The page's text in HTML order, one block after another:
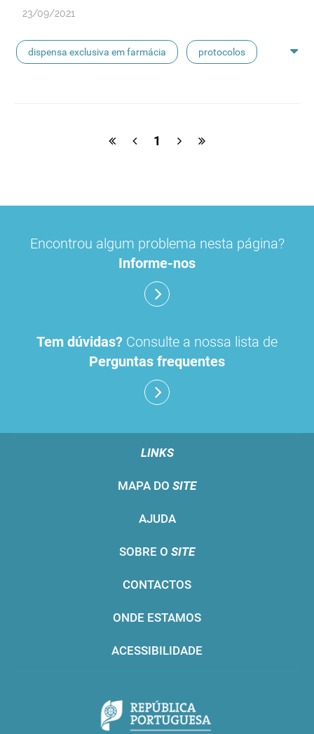
23/09/2021
dispensa exclusiva em farmácia protocolos
1
Encontrou algum problema nesta página?
Informe-nos
Tem dúvidas? Consulte a nossa lista de
Perguntas frequentes
LINKS
MAPA DO SITE
AJUDA
SOBRE O SITE
CONTACTOS
ONDE ESTAMOS
ACESSIBILIDADE